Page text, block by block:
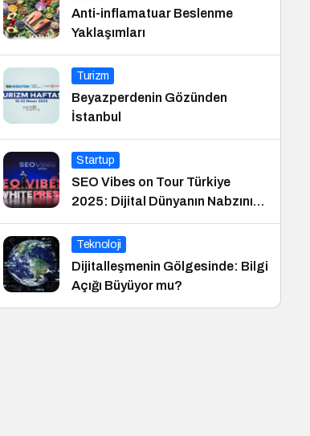
Anti-inflamatuar Beslenme
Yaklaşımları
Turizm
Beyazperdenin Gözünden
İstanbul
Startup
SEO Vibes on Tour Türkiye
2025: Dijital Dünyanın Nabzını
Tutan Etkinlik
Teknoloji
Dijitalleşmenin Gölgesinde: Bilgi
Açığı Büyüyor mu?